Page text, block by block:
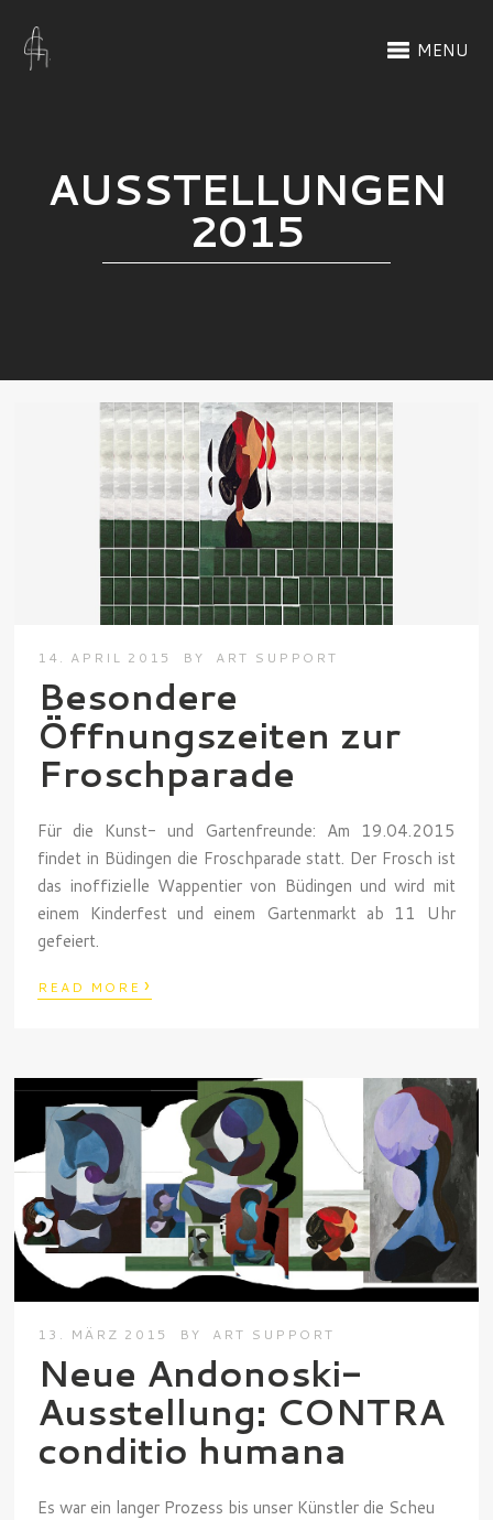
MENU
AUSSTELLUNGEN
2015
14. APRIL 2015 BY ART SUPPORT
Besondere
Öffnungszeiten zur
Froschparade
Für die Kunst- und Gartenfreunde: Am 19.04.2015
findet in Büdingen die Froschparade statt. Der Frosch ist
das inoffizielle Wappentier von Büdingen und wird mit
einem Kinderfest und einem Gartenmarkt ab 11 Uhr
gefeiert.
READ MORE ›
13. MÄRZ 2015 BY ART SUPPORT
Neue Andonoski-
Ausstellung: CONTRA
conditio humana
Es war ein langer Prozess bis unser Künstler die Scheu